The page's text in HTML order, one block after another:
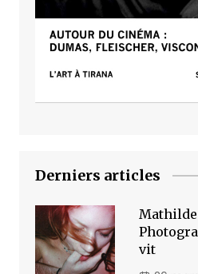
Derniers articles
vit